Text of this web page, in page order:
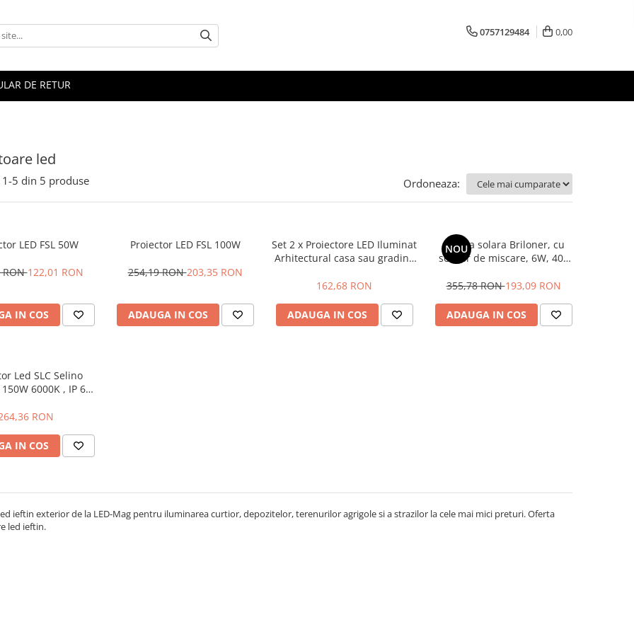
0757129484 0,00
DE RETUR
led
1-5 din 5 produse Ordoneaza:
LED FSL 50W
RON122,01 RON
IN COS
Proiector LED FSL 100W
254,19 RON203,35 RON
ADAUGA IN COS
Set 2 x Proiectore LED Iluminat
Arhitectural casa sau gradina
calda 3000k, 4 filtre culoare si
162,68 RON
ADAUGA IN COS
NOU
Lampa solara Briloner, cu
senzor de miscare, 6W, 400
neutra, IP44
355,78 RON193,09 RON
ADAUGA IN COS
Led SLC Selino
6000K , IP 65
energetica F
RON
IN COS
ieftin exterior de la LED-Mag pentru iluminarea curtior, depozitelor, terenurilor agrigole si a strazilor la cele mai mici preturi. Oferta
led ieftin.